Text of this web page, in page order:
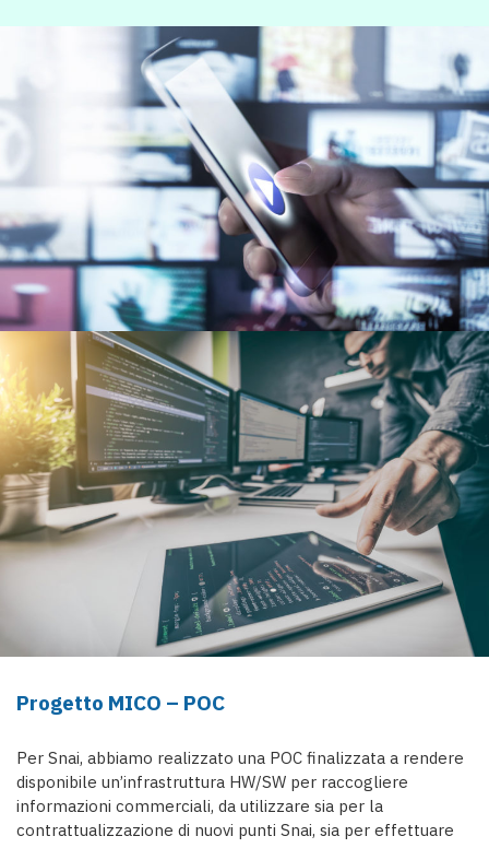
Progetto MICO – POC
Per Snai, abbiamo realizzato una POC finalizzata a rendere
disponibile un’infrastruttura HW/SW per raccogliere
informazioni commerciali, da utilizzare sia per la
contrattualizzazione di nuovi punti Snai, sia per effettuare